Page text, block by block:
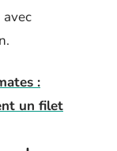
:
un filet